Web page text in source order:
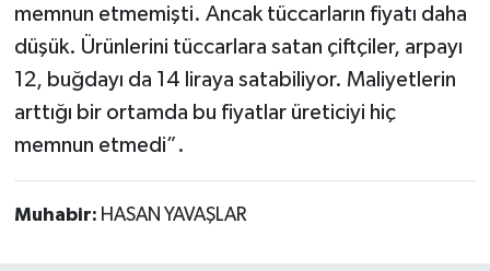
memnun etmemişti. Ancak tüccarların fiyatı daha
düşük. Ürünlerini tüccarlara satan çiftçiler, arpayı
12, buğdayı da 14 liraya satabiliyor. Maliyetlerin
arttığı bir ortamda bu fiyatlar üreticiyi hiç
memnun etmedi”.
Muhabir: HASAN YAVAŞLAR